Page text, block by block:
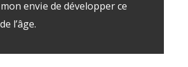
envie de développer ce
l’âge.